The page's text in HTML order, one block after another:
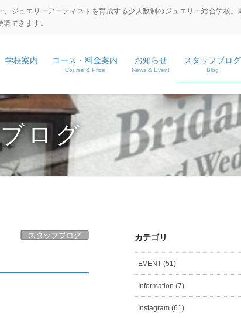
ジュエリーアーティストを育成する少人数制のジュエリー総合学校。
できます。
学校案内 コース・料金案内
Course & Price
ジュエリーキャリアアップコース
ジュエリーディプロマコース
コマーシャルジュエリーコース
日本伝統彫金コース
お知らせ
News & Event
NEWS
スタッフブログ
Blog
ログ
スタッフブログ カテゴリ
EVENT (51)
Information (7)
Instagram (61)